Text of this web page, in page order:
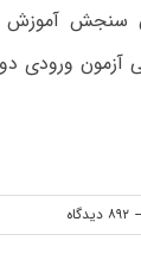
سنجش
آزمون ورودی
-- ۸۹۲ دیدگاه
on
اعلام